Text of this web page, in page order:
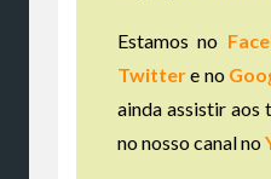
Estamos no
Twittere no
ainda assistir aos
no nosso canal no